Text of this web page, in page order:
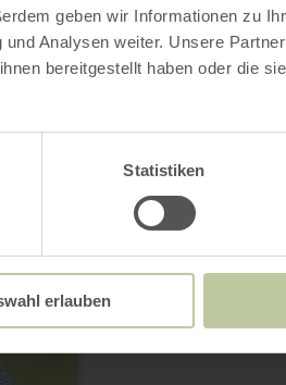
geben wir Informationen zu
Analysen weiter. Unsere
bereitgestellt haben oder die
Statistiken
erlauben